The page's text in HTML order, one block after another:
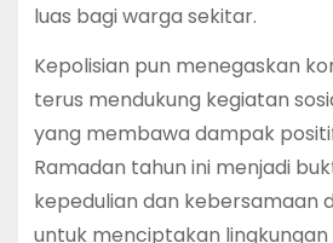
luas bagi warga sekitar.
Kepolisian pun menegaskan
terus mendukung kegiatan
yang membawa dampak
Ramadan tahun ini menjadi
kepedulian dan kebersamaan
untuk menciptakan